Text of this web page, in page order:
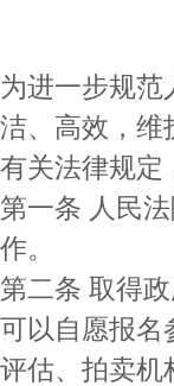
为进一步规
洁、高效，维
有关法律规定
第一条 人民
作。
第二条 取得
可以自愿报名
评估、拍卖机